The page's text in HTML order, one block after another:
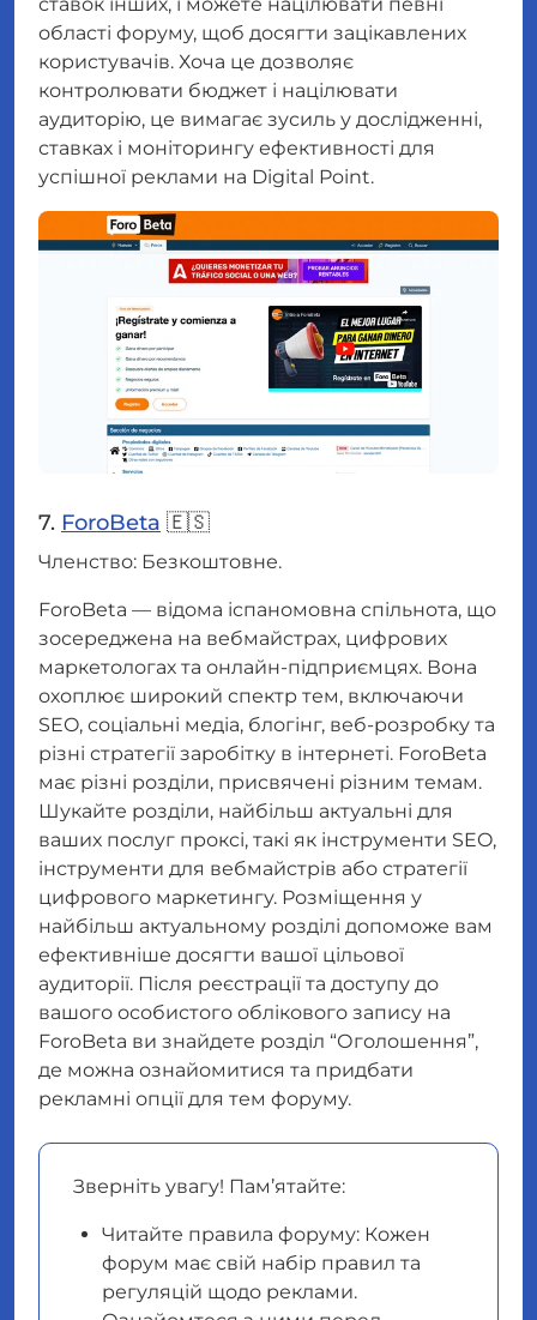
області форуму, щоб досягти зацікавлених
користувачів. Хоча це дозволяє
контролювати бюджет і націлювати
аудиторію, це вимагає зусиль у дослідженні,
ставках і моніторингу ефективності для
успішної реклами на Digital Point.
7. ForoBeta 🇪🇸
Членство: Безкоштовне.
ForoBeta — відома іспаномовна спільнота, що
зосереджена на вебмайстрах, цифрових
маркетологах та онлайн-підприємцях. Вона
охоплює широкий спектр тем, включаючи
SEO, соціальні медіа, блогінг, веб-розробку та
різні стратегії заробітку в інтернеті. ForoBeta
має різні розділи, присвячені різним темам.
Шукайте розділи, найбільш актуальні для
ваших послуг проксі, такі як інструменти SEO,
інструменти для вебмайстрів або стратегії
цифрового маркетингу. Розміщення у
найбільш актуальному розділі допоможе вам
ефективніше досягти вашої цільової
аудиторії. Після реєстрації та доступу до
вашого особистого облікового запису на
ForoBeta ви знайдете розділ “Оголошення”,
де можна ознайомитися та придбати
рекламні опції для тем форуму.
Зверніть увагу! Пам’ятайте:
Читайте правила форуму: Кожен
форум має свій набір правил та
регуляцій щодо реклами.